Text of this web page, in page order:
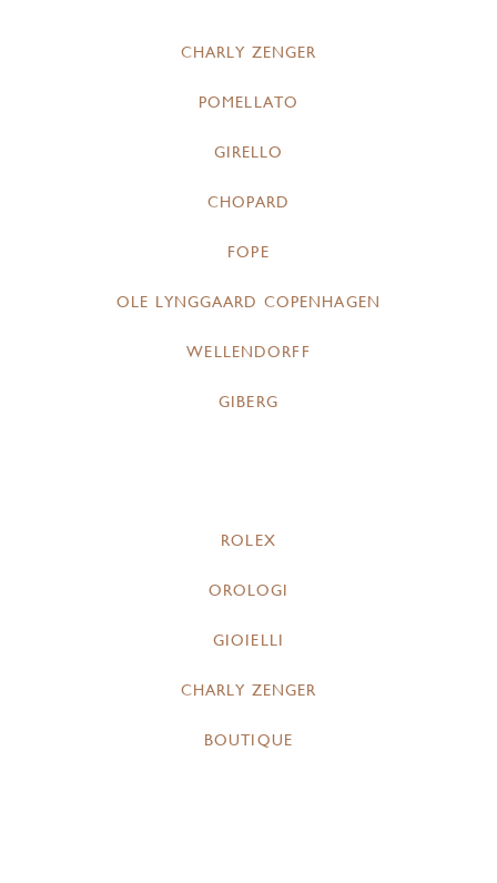
CHARLY ZENGER
POMELLATO
GIRELLO
CHOPARD
FOPE
OLE LYNGGAARD COPENHAGEN
WELLENDORFF
GIBERG
ROLEX
OROLOGI
GIOIELLI
CHARLY ZENGER
BOUTIQUE